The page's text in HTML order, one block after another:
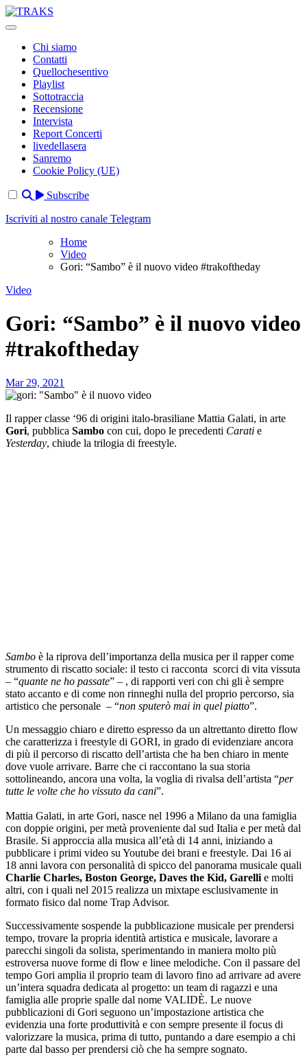
Skip
to
Chi siamo
Contatti
Quellochesentivo
Playlist
Sottotraccia
Recensione
Intervista
Report Concerti
livedellasera
Sanremo
Cookie Policy (UE)
Subscribe
Iscriviti al nostro canale Telegram
Home
Video
Gori: “Sambo” è il nuovo video #trakoftheday
Video
Gori: “Sambo” è il nuovo video
#trakoftheday
Mar 29, 2021
Il rapper classe ‘96 di origini italo-brasiliane Mattia Galati, in arte
Gori, pubblica Sambo con cui, dopo le precedenti Carati e
Yesterday, chiude la trilogia di freestyle.
Sambo è la riprova dell’importanza della musica per il rapper come
strumento di riscatto sociale: il testo ci racconta scorci di vita vissuta
– “quante ne ho passate” – , di rapporti veri con chi gli è sempre
stato accanto e di come non rinneghi nulla del proprio percorso, sia
artistico che personale – “non sputerò mai in quel piatto”.
Un messaggio chiaro e diretto espresso da un altrettanto diretto flow
che caratterizza i freestyle di GORI, in grado di evidenziare ancora
di più il percorso di riscatto dell’artista che ha ben chiaro in mente
dove vuole arrivare. Barre che ci raccontano la sua storia
sottolineando, ancora una volta, la voglia di rivalsa dell’artista “per
tutte le volte che ho vissuto da cani”.
Mattia Galati, in arte Gori, nasce nel 1996 a Milano da una famiglia
con doppie origini, per metà proveniente dal sud Italia e per metà dal
Brasile. Si approccia alla musica all’età di 14 anni, iniziando a
pubblicare i primi video su Youtube dei brani e freestyle. Dai 16 ai
18 anni lavora con personalità di spicco del panorama musicale quali
Charlie Charles, Boston George, Daves the Kid, Garelli e molti
altri, con i quali nel 2015 realizza un mixtape esclusivamente in
formato fisico dal nome Trap Advisor.
Successivamente sospende la pubblicazione musicale per prendersi
tempo, trovare la propria identità artistica e musicale, lavorare a
parecchi singoli da solista, sperimentando in maniera molto più
estroversa nuove forme di flow e linee melodiche. Con il passare del
tempo Gori amplia il proprio team di lavoro fino ad arrivare ad avere
un’intera squadra dedicata al progetto: un team di ragazzi e una
famiglia alle proprie spalle dal nome VALIDÈ. Le nuove
pubblicazioni di Gori seguono un’impostazione artistica che
evidenzia una forte produttività e con sempre presente il focus di
valorizzare la musica, prima di tutto, puntando a dare esempio a chi
parte dal basso per prendersi ciò che ha sempre sognato.